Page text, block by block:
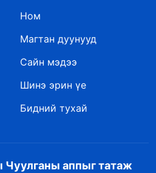
Ном
Магтан дуунууд
Сайн мэдээ
Шинэ эрин үе
Бидний тухай
Чуулганы аппыг татаж